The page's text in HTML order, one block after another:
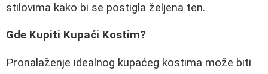
stilovima kako bi se postigla željena ten.
Gde Kupiti Kupaći Kostim?
Pronalaženje idealnog kupaćeg kostima može biti